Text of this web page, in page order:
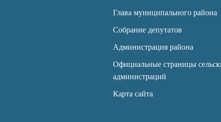
Глава муниципального района
Собрание депутатов
Администрация района
Официальные страницы
администраций
Карта сайта